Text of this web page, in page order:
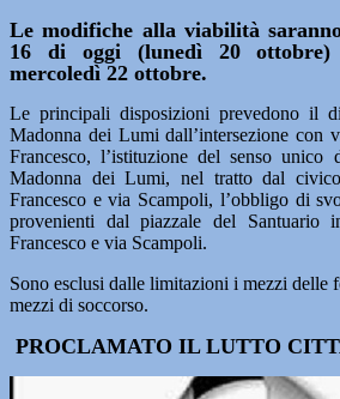
Le modifiche alla viabilità
16 di oggi (lunedì 20
mercoledì 22 ottobre.
Le principali disposizioni prevedono il
Madonna dei Lumi dall’intersezione con
Francesco, l’istituzione del senso
Madonna dei Lumi, nel tratto dal
Francesco e via Scampoli, l’obbligo di
provenienti dal piazzale del Santuario
Francesco e via Scampoli.
Sono esclusi dalle limitazioni i mezzi delle
mezzi di soccorso.
PROCLAMATO IL LUTTO